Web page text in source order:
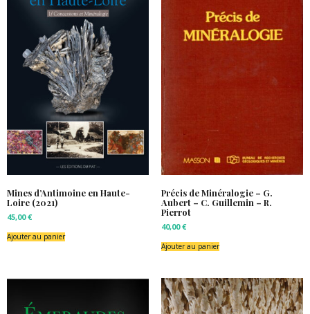
Mines d’Antimoine en Haute-
Loire (2021)
45,00€
Ajouter au panier
Précis de Minéralogie – G.
Aubert – C. Guillemin – R.
Pierrot
40,00€
Ajouter au panier